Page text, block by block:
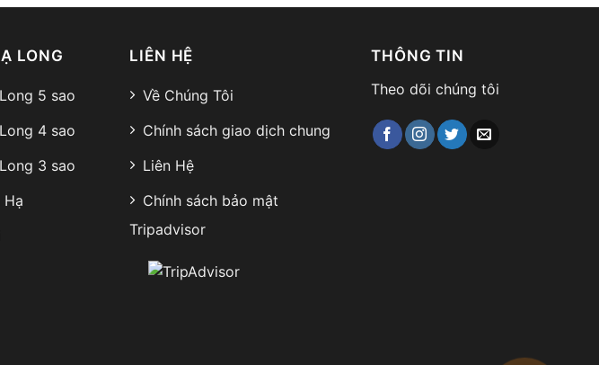
LONG
5 sao
4 sao
3 sao
Hạ
LIÊN HỆ
Về Chúng Tôi
Chính sách giao dịch chung
Liên Hệ
Chính sách bảo mật
Tripadvisor
THÔNG TIN
Theo dõi chúng tôi